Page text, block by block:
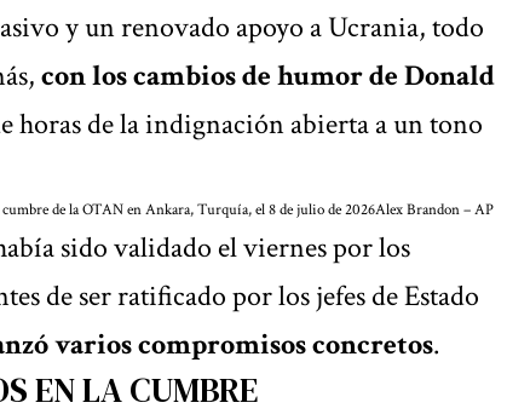
y un renovado apoyo a Ucrania, todo
con los cambios de humor deDonald
horas de la indignación abierta a un tono
de la OTAN en Ankara, Turquía, el 8 de julio de 2026Alex Brandon – AP
sido validado el viernes por los
de ser ratificado por los jefes de Estado
varios compromisos concretos.
EN LA CUMBRE